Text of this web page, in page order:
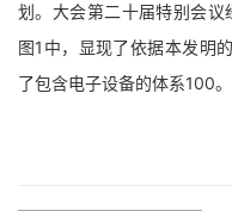
划。大会第二十届特别会
图1中，显现了依据本发明
了包含电子设备的体系100。